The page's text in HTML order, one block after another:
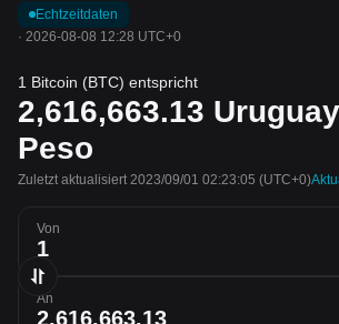
Echtzeitdaten
· 2026-08-08 12:28 UTC+0
1 Bitcoin (BTC) entspricht
2,616,663.13
Peso
Zuletzt aktualisiert 2023/09/01 02:23:05 (UTC+0)
Von
An